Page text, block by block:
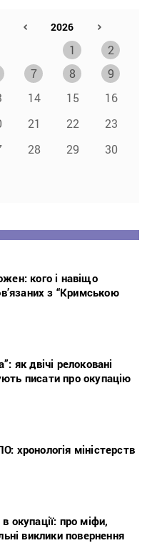
1
2
7 8
9
14 15
16
21 22
23
28 29
30
кого і навіщо
з “Кримською
як двічі релоковані
писати про окупацію
хронологія міністерств
окупації: про міфи,
виклики повернення